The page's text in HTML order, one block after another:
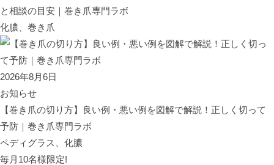
と相談の目安｜巻き爪専門ラボ
化膿、巻き爪
2026年8月6日
お知らせ
【巻き爪の切り方】良い例・悪い例を図解で解説！正しく切って
予防｜巻き爪専門ラボ
ペディグラス、化膿
毎月10名様限定!